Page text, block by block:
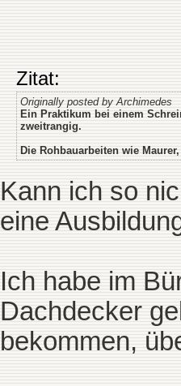
Zitat:
Originally posted by Archimedes
Ein Praktikum bei einem
zweitrangig.
Die Rohbauarbeiten wie
Kann ich so
eine
Ich habe im
Dachdecker
bekommen,